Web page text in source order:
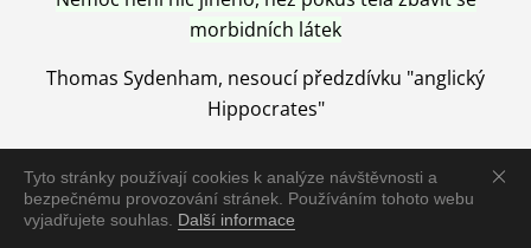
Tyto stránky používají cookies k analýze návštěvnosti a
bezpečnému provozování stránek. Používáním tohoto webu
vyjadřujete souhlas. Další informace
morbidních látek
Thomas Sydenham, nesoucí předzdívku "anglický
Hippocrates"
Nemoc je vyléčena jen pomocí Přírody, neutralizací a